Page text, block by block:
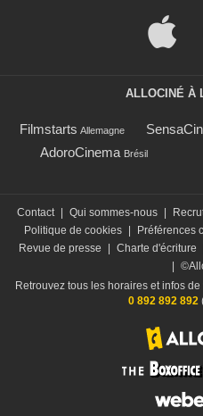
ALLOCINÉ À
Filmstarts Allemagne
AdoroCinema Brésil
Contact Qui sommes-nous
Politique de cookies
Préférences
Revue de presse
Charte d'écriture
Retrouvez tous les horaires et infos
0 892 892 892